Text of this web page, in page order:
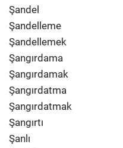
Şandel
Şandelleme
Şandellemek
Şangırdama
Şangırdamak
Şangırdatma
Şangırdatmak
Şangırtı
Şanlı